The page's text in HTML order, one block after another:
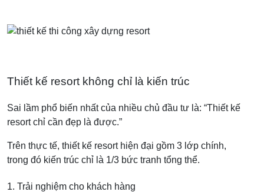
Thiết kế resort không chỉ là kiến trúc
Sai lầm phổ biến nhất của nhiều chủ đầu tư là: “Thiết kế
resort chỉ cần đẹp là được.”
Trên thực tế, thiết kế resort hiện đại gồm 3 lớp chính,
trong đó kiến trúc chỉ là 1/3 bức tranh tổng thể.
1. Trải nghiệm cho khách hàng